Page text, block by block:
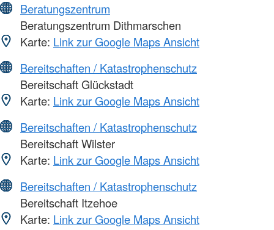
Beratungszentrum
Beratungszentrum Dithmarschen
Karte: Link zur Google Maps Ansicht
Bereitschaften / Katastrophenschutz
Bereitschaft Glückstadt
Karte: Link zur Google Maps Ansicht
Bereitschaften / Katastrophenschutz
Bereitschaft Wilster
Karte: Link zur Google Maps Ansicht
Bereitschaften / Katastrophenschutz
Bereitschaft Itzehoe
Karte: Link zur Google Maps Ansicht